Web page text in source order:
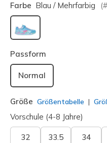
Farbe Blau / Mehrfarbig (#
ausgewählt
Passform
Normal
Größe Größentabelle
Vorschule (4-8 Jahre)
32 33.5 34